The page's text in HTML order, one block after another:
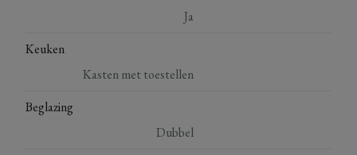
Ja
Keuken
Kasten met toestellen
Beglazing
Dubbel